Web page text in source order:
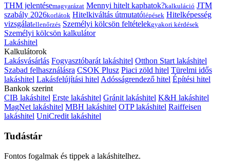
THM jelentésemagyarázat Mennyi hitelt kaphatok?kalkuláció JTM
szabály 2026korlátok Hitelkiváltás útmutatólépések Hitelképesség
vizsgálatellenőrzés Személyi kölcsön feltételekgyakori kérdések
Személyi kölcsön kalkulátor
Lakáshitel
Kalkulátorok
Lakásvásárlás Fogyasztóbarát lakáshitel Otthon Start lakáshitel
Szabad felhasználásra CSOK Plusz Piaci zöld hitel Türelmi idős
lakáshitel Lakásfelújítási hitelAdósságrendező hitel Építési hitel
Bankok szerint
CIB lakáshitel Erste lakáshitel Gránit lakáshitel K&H lakáshitel
MagNet lakáshitel MBH lakáshitel OTP lakáshitel Raiffeisen
lakáshitel UniCredit lakáshitel
Tudástár
Fontos fogalmak és tippek a lakáshitelhez.